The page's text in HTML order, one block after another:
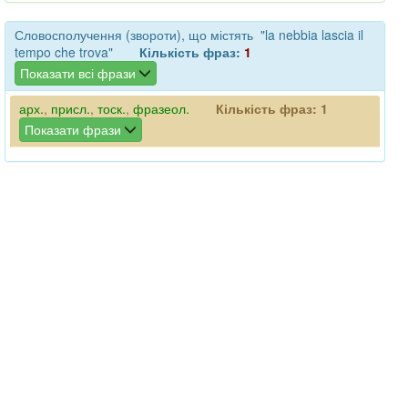
Словосполучення (звороти), що містять "la nebbia lascia il
tempo che trova"
Кількість фраз: 1
Показати всі фрази
арх., присл., тоск., фразеол. Кількість фраз: 1
Показати фрази